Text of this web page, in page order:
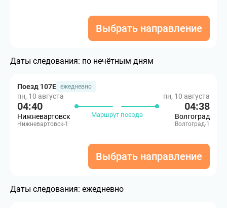
Выбрать направление
Даты следования: по нечётным дням
Поезд 107Е ежедневно
пн, 10 августа
04:40
Нижневартовск
Нижневартовск-1
Маршрут поезда
пн, 10 августа
04:38
Волгоград
Волгоград-1
Выбрать направление
Даты следования: ежедневно